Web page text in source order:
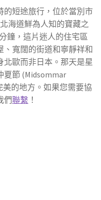
的短途旅行，位於當別市
海道鮮為人知的寶藏之
鐘，這片迷人的住宅區
、寬闊的街道和寧靜祥和
歐而非日本。那天是星
夏節 (Midsommar
的地方。如果您需要協
們聯繫 ！